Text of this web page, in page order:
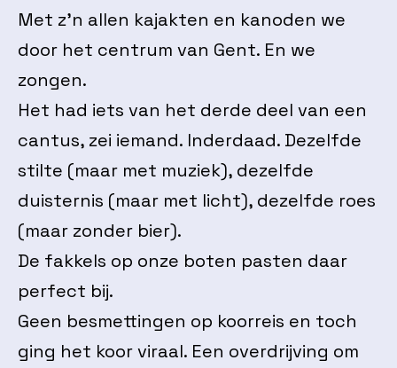
Met z’n allen kajakten en kanoden we
door het centrum van Gent. En we
zongen.
Het had iets van het derde deel van een
cantus, zei iemand. Inderdaad. Dezelfde
stilte (maar met muziek), dezelfde
duisternis (maar met licht), dezelfde roes
(maar zonder bier).
De fakkels op onze boten pasten daar
perfect bij.
Geen besmettingen op koorreis en toch
ging het koor viraal. Een overdrijving om